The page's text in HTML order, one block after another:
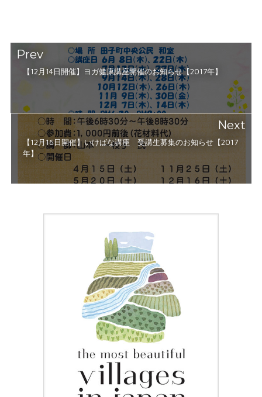
Prev
【12月14日開催】ヨガ健康講座開催のお知らせ【2017年】
Next
【12月16日開催】いけばな講座 受講生募集のお知らせ【2017
年】